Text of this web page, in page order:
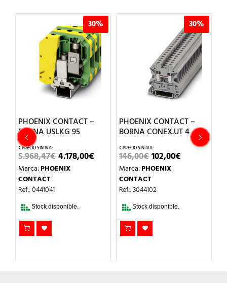
30%
PHOENIX CONTACT –
BORNA USLKG 95
5.968,47€EL
PRECIO
ORIGINAL
4.178,00€ PRECIO
ACTUAL
4.178,00€.
Marca:PHOENIX
CONTACT
Ref.: 0441041
Stock disponible.
30%
PHOENIX CONTACT –
BORNA CONEX.UT 4
146,00€EL
PRECIO
ORIGINAL
ERA:
146,00€.
102,00€
Marca:PHOENIX
CONTACT
Ref.: 3044102
Stock disponible.